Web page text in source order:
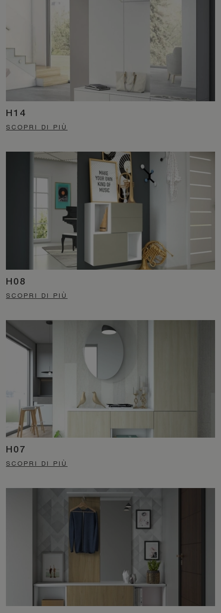
H14
SCOPRI DI PIÙ
H08
SCOPRI DI PIÙ
H07
SCOPRI DI PIÙ